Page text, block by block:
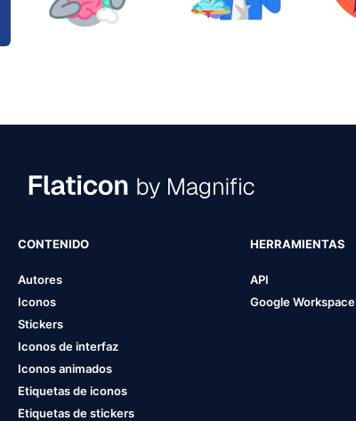
CONTENIDO
Autores
Iconos
Stickers
Iconos de interfaz
Iconos animados
Etiquetas de iconos
Etiquetas de stickers
HERRAMIENTAS
API
Google Workspace